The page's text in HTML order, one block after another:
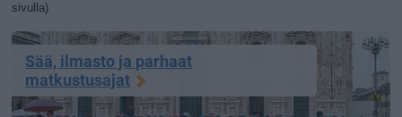
sivulla)
Sää, ilmasto ja parhaat
matkustusajat